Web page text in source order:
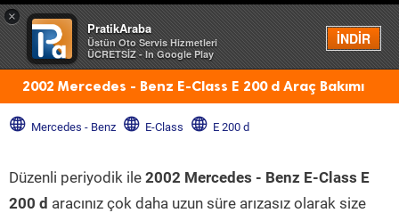
×
PratikAraba
Üstün Oto Servis Hizmetleri
ÜCRETSİZ - In Google Play
İNDİR
Menü
2002 Mercedes - Benz E-Class E 200 d Araç Bakımı
Mercedes - Benz E-Class E 200 d
Düzenli periyodik ile 2002 Mercedes - Benz E-Class E
200 d aracınız çok daha uzun süre arızasız olarak size